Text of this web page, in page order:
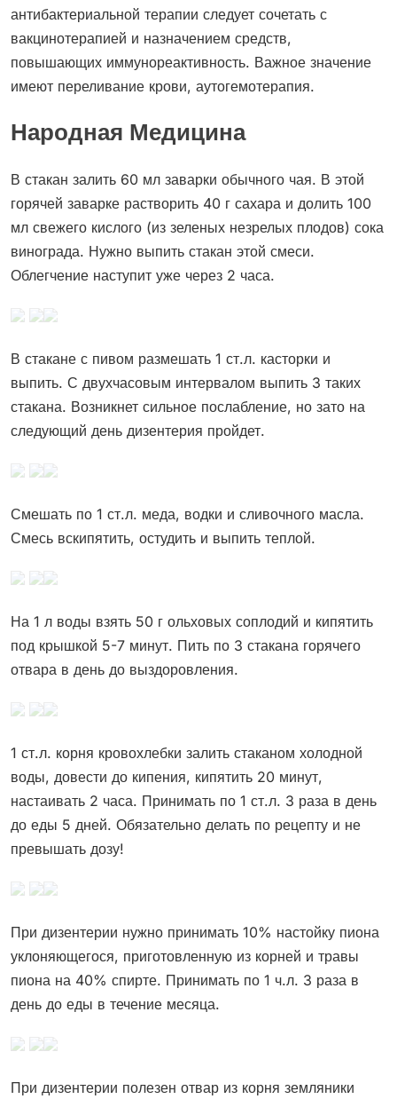
антибактериальной терапии следует сочетать с
вакцинотерапией и назначением средств,
повышающих иммунореактивность. Важное значение
имеют переливание крови, аутогемотерапия.
Народная Медицина
В стакан залить 60 мл заварки обычного чая. В этой
горячей заварке растворить 40 г сахара и долить 100
мл свежего кислого (из зеленых незрелых плодов) сока
винограда. Нужно выпить стакан этой смеси.
Облегчение наступит уже через 2 часа.
В стакане с пивом размешать 1 ст.л. касторки и
выпить. С двухчасовым интервалом выпить 3 таких
стакана. Возникнет сильное послабление, но зато на
следующий день дизентерия пройдет.
Смешать по 1 ст.л. меда, водки и сливочного масла.
Смесь вскипятить, остудить и выпить теплой.
На 1 л воды взять 50 г ольховых соплодий и кипятить
под крышкой 5-7 минут. Пить по 3 стакана горячего
отвара в день до выздоровления.
1 ст.л. корня кровохлебки залить стаканом холодной
воды, довести до кипения, кипятить 20 минут,
настаивать 2 часа. Принимать по 1 ст.л. 3 раза в день
до еды 5 дней. Обязательно делать по рецепту и не
превышать дозу!
При дизентерии нужно принимать 10% настойку пиона
уклоняющегося, приготовленную из корней и травы
пиона на 40% спирте. Принимать по 1 ч.л. 3 раза в
день до еды в течение месяца.
При дизентерии полезен отвар из корня земляники